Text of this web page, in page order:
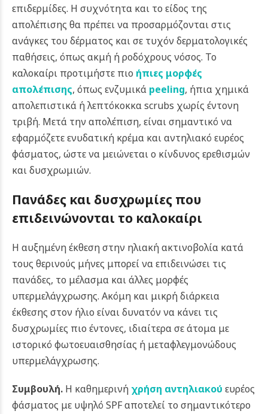
επιδερμίδες. Η συχνότητα και το είδος της
απολέπισης θα πρέπει να προσαρμόζονται στις
ανάγκες του δέρματος και σε τυχόν δερματολογικές
παθήσεις, όπως ακμή ή ροδόχρους νόσος. Το
καλοκαίρι προτιμήστε πιο ήπιες μορφές
απολέπισης, όπως ενζυμικά peeling, ήπια χημικά
απολεπιστικά ή λεπτόκοκκα scrubs χωρίς έντονη
τριβή. Μετά την απολέπιση, είναι σημαντικό να
εφαρμόζετε ενυδατική κρέμα και αντηλιακό ευρέος
φάσματος, ώστε να μειώνεται ο κίνδυνος ερεθισμών
και δυσχρωμιών.
Πανάδες και δυσχρωμίες που
επιδεινώνονται το καλοκαίρι
Η αυξημένη έκθεση στην ηλιακή ακτινοβολία κατά
τους θερινούς μήνες μπορεί να επιδεινώσει τις
πανάδες, το μέλασμα και άλλες μορφές
υπερμελάγχρωσης. Ακόμη και μικρή διάρκεια
έκθεσης στον ήλιο είναι δυνατόν να κάνει τις
δυσχρωμίες πιο έντονες, ιδιαίτερα σε άτομα με
ιστορικό φωτοευαισθησίας ή μεταφλεγμονώδους
υπερμελάγχρωσης.
Συμβουλή. Η καθημερινή χρήση αντηλιακού ευρέος
φάσματος με υψηλό SPF αποτελεί το σημαντικότερο